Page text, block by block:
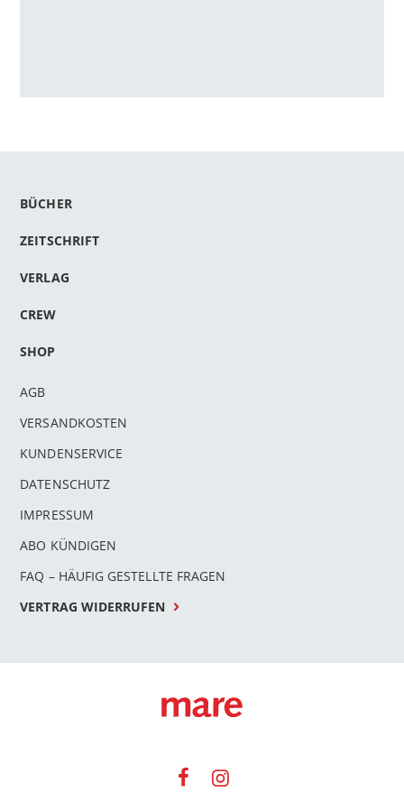
BÜCHER
ZEITSCHRIFT
VERLAG
CREW
SHOP
AGB
VERSANDKOSTEN
KUNDENSERVICE
DATENSCHUTZ
IMPRESSUM
ABO KÜNDIGEN
FAQ – HÄUFIG GESTELLTE FRAGEN
VERTRAG WIDERRUFEN